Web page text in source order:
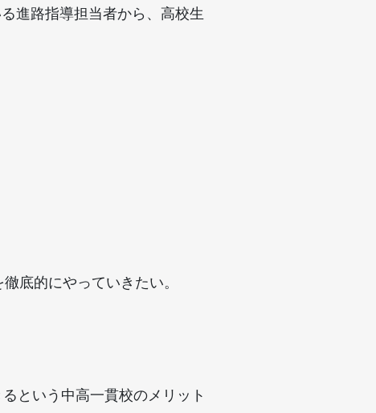
進路指導担当者から、高校生
底的にやっていきたい。
という中高一貫校のメリット